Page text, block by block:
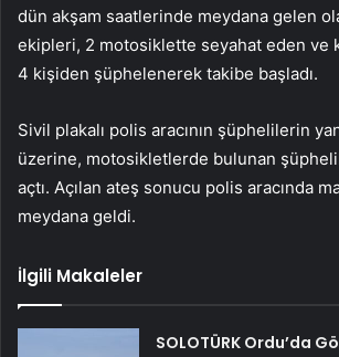
dün akşam saatlerinde meydana gelen
ekipleri, 2 motosiklette seyahat eden ve
4 kişiden şüphelenerek takibe başladı.
Sivil plakalı polis aracının şüphelilerin
üzerine, motosikletlerde bulunan
açtı. Açılan ateş sonucu polis aracında
meydana geldi.
İlgili Makaleler
SOLOTÜRK Ordu’da